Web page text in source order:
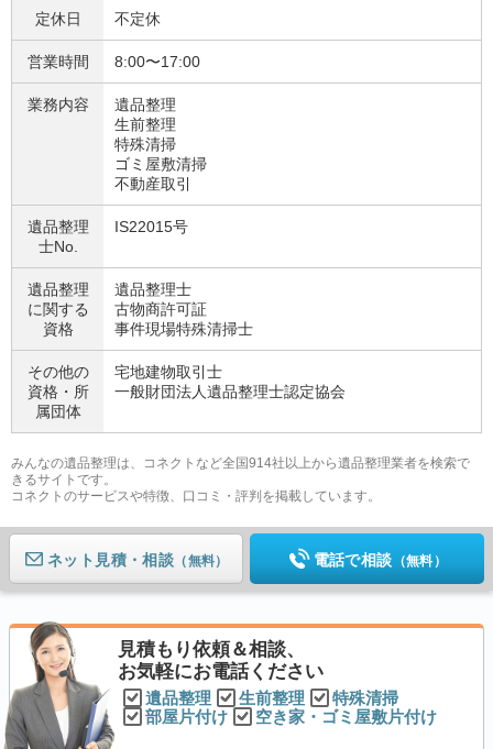
定休日 不定休
営業時間 8:00〜17:00
業務内容
遺品整理
生前整理
特殊清掃
ゴミ屋敷清掃
不動産取引
遺品整理
士No.
IS22015号
遺品整理
に関する
資格
遺品整理士
古物商許可証
事件現場特殊清掃士
その他の
資格・ 所
属団体
宅地建物取引士
一般財団法人遺品整理士認定協会
みんなの遺品整理は、コネクトなど全国914社以上から遺品整理業者を検索で
きるサイトです。
コネクトのサービスや特徴、口コミ・評判を掲載しています。
ネット見積 （無料） 電話で相談 （無料）
見積もり依頼＆相談、
お気軽にお電話ください
遺品整理 生前整理
特殊清掃
部屋片付け
空き家・ゴミ屋敷片付け